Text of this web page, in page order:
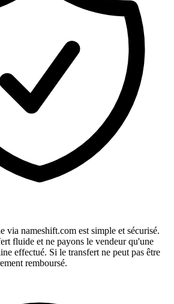
via nameshift.com est simple et sécurisé.
fluide et ne payons le vendeur qu'une
effectué. Si le transfert ne peut pas être
remboursé.